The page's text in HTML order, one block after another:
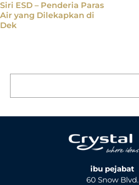
Siri ESD – Penderia Paras
Air yang Dilekapkan di
Dek
ibu pejabat
60 Snow Blvd.